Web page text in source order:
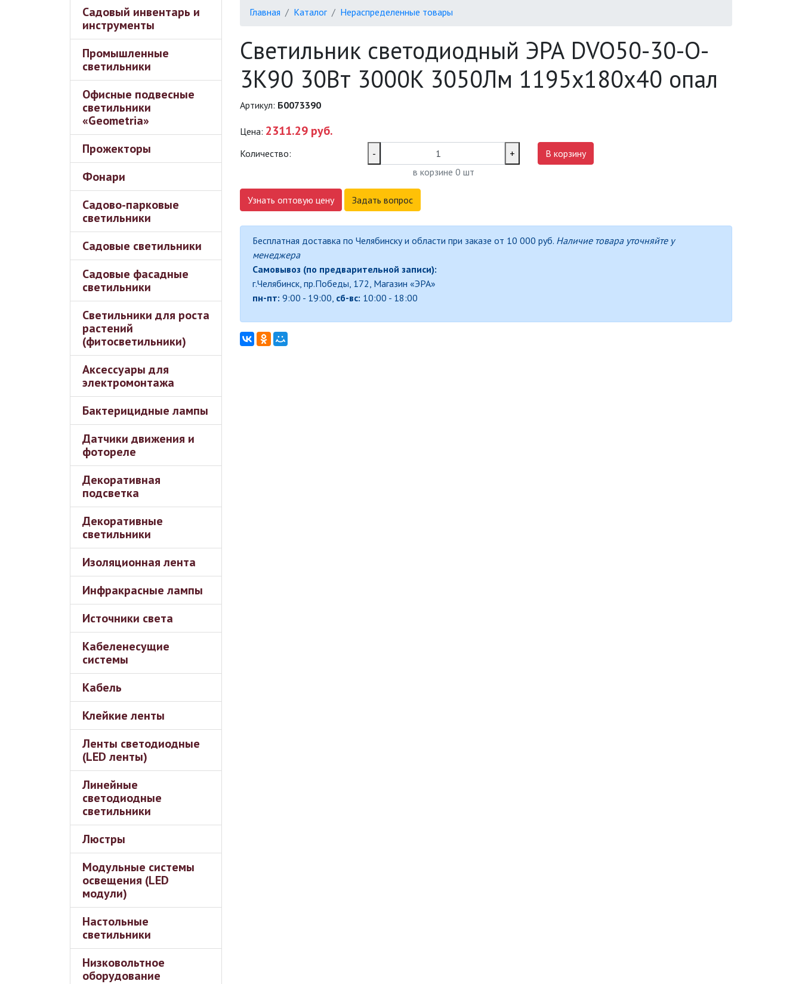
Садовый инвентарь и
инструменты
Промышленные
светильники
Офисные подвесные
светильники
«Geometria»
Прожекторы
Фонари
Садово-парковые
светильники
Садовые светильники
Садовые фасадные
светильники
Светильники для роста
растений
(фитосветильники)
Аксессуары для
электромонтажа
Бактерицидные лампы
Датчики движения и
фотореле
Декоративная
подсветка
Декоративные
светильники
Изоляционная лента
Инфракрасные лампы
Источники света
Кабеленесущие
системы
Кабель
Клейкие ленты
Ленты светодиодные
(LED ленты)
Линейные
светодиодные
светильники
Люстры
Модульные системы
освещения (LED
модули)
Настольные
светильники
Низковольтное
оборудование
Главная Каталог Нераспределенные товары
Светильник светодиодный ЭРА DVO50-30-O-
3K90 30Вт 3000K 3050Лм 1195х180х40 опал
Артикул: Б0073390
Цена: 2311.29 руб.
Количество: -
+
в корзине 0 шт
В корзину
Узнать оптовую цену Задать вопрос
Бесплатная доставка по Челябинску и области при заказе от 10 000 руб. Наличие товара уточняйте у
менеджера
Самовывоз (по предварительной записи):
г.Челябинск, пр.Победы, 172, Магазин «ЭРА»
пн-пт: 9:00 - 19:00, сб-вс: 10:00 - 18:00